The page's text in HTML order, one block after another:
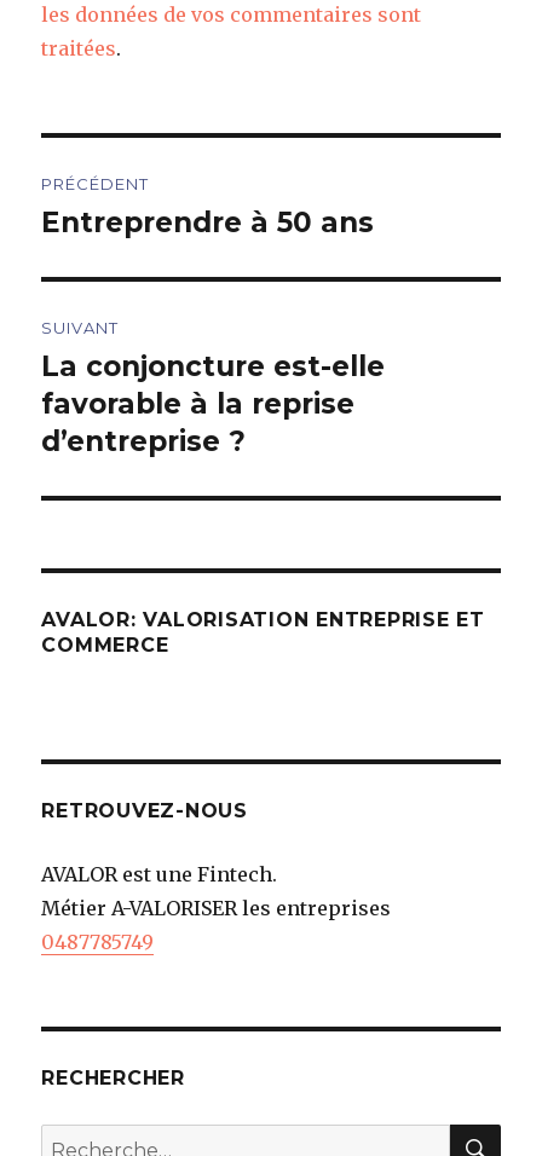
les données de vos commentaires sont
traitées.
de
PRÉCÉDENT
Article
Entreprendre à 50 ans
SUIVANT
Article
suivant :
La conjoncture est-elle
favorable à la reprise
d’entreprise ?
AVALOR: VALORISATION ENTREPRISE ET
COMMERCE
RETROUVEZ-NOUS
AVALOR est une Fintech.
Métier A-VALORISER les entreprises
0487785749
RECHERCHER
Recherche